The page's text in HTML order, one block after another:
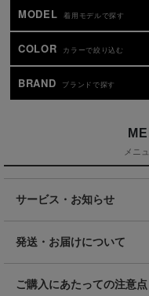
MODEL 着用モデルで探す
COLOR カラーで絞り込む
BRAND ブランドで探す
メニ
サービス・お知らせ
発送・お届けについて
ご購入にあたっての注意点